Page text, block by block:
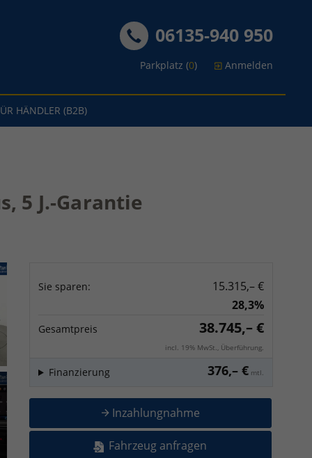
06135-940 950
Parkplatz (0) Anmelden
HÄNDLER (B2B)
5 J.-Garantie
Sie sparen:
15.315,– €
28,3%
Gesamtpreis 38.745,– €
incl. 19% MwSt., Überführung.
376,– € mtl.
Finanzierung
Inzahlungnahme
Fahrzeug anfragen